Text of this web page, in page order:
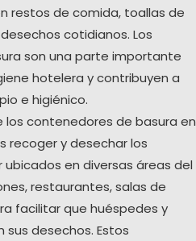
restos de comida, toallas de
cotidianos. Los
son una parte importante
hotelera y contribuyen a
e higiénico.
los contenedores de basura en
recoger y desechar los
ubicados en diversas áreas del
restaurantes, salas de
facilitar que huéspedes y
desechos. Estos